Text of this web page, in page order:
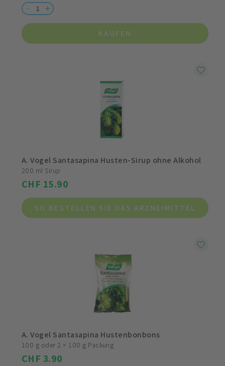
KAUFEN
A. Vogel Santasapina Husten-Sirup ohne Alkohol
200 ml Sirup
CHF 15.90
SO BESTELLEN SIE DAS ARZNEIMITTEL
A. Vogel Santasapina Hustenbonbons
100 g oder 2 × 100 g Packung
CHF 3.90